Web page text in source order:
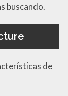
buscando.
de